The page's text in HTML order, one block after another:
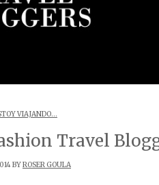
VIAJANDO...
Travel
BYROSER GOULA